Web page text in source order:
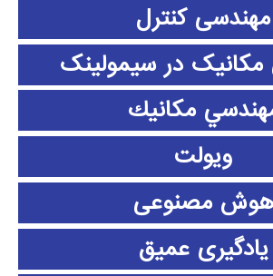
مهندسی کنترل
در سیمولینک
مكانيك
ویولت
هوش مصنوعی
یادگیری عمیق